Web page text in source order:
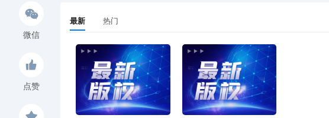
微信
点赞
最新 热门